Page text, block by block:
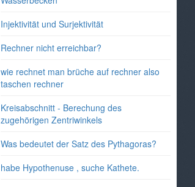
Injektivität und Surjektivität
Rechner nicht erreichbar?
wie rechnet man brüche auf rechner also
taschen rechner
Kreisabschnitt - Berechung des
zugehörigen Zentriwinkels
Was bedeutet der Satz des Pythagoras?
habe Hypothenuse , suche Kathete.